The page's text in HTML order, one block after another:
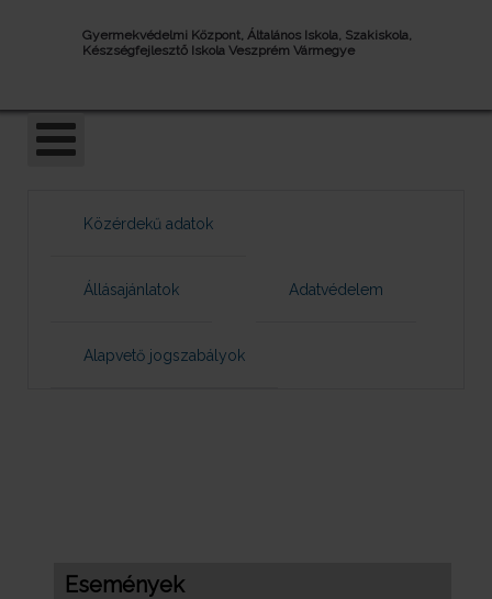
Gyermekvédelmi Központ, Általános Iskola, Szakiskola,
Készségfejlesztő Iskola Veszprém Vármegye
Közérdekű adatok
Állásajánlatok Adatvédelem
Alapvető jogszabályok
Események